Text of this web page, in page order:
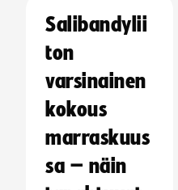
Salibandylii
ton
varsinainen
kokous
marraskuus
sa – näin